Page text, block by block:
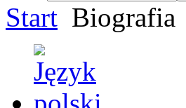
Start Biografia